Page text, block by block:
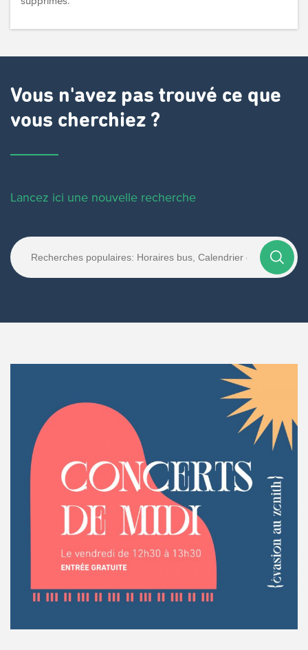
Vous n'avez pas trouvé ce que
vous cherchiez ?
Lancez ici une nouvelle recherche